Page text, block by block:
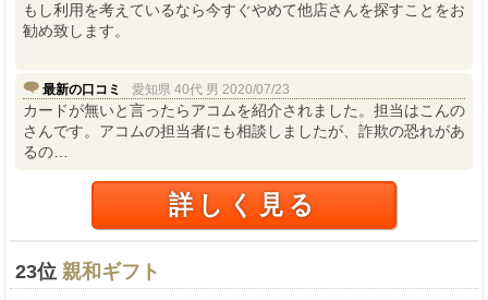
もし利用を考えているなら今すぐやめて他店さんを探すことをお
勧め致します。
最新の口コミ 愛知県 40代 男 2020/07/23
カードが無いと言ったらアコムを紹介されました。担当はこんの
さんです。アコムの担当者にも相談しましたが、詐欺の恐れがあ
るの…
詳しく見る
23位 親和ギフト